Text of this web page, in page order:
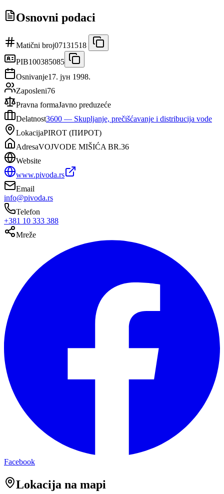
Osnovni podaci
Matični broj07131518
PIB100385085
Osnivanje17. јун 1998.
Zaposleni76
Pravna formaJavno preduzeće
Delatnost3600 — Skupljanje, prečišćavanje i distribucija vode
LokacijaPIROT (ПИРОТ)
AdresaVOJVODE MIŠIĆA BR.36
Website
www.pivoda.rs
Email
info@pivoda.rs
Telefon
+381 10 333 388
Mreže
Facebook
Lokacija na mapi